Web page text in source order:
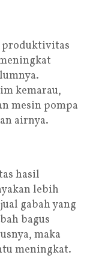
produktivitas
kemarau,
mesin pompa
airnya.
hasil
lebih
gabah yang
bagus
maka
meningkat.